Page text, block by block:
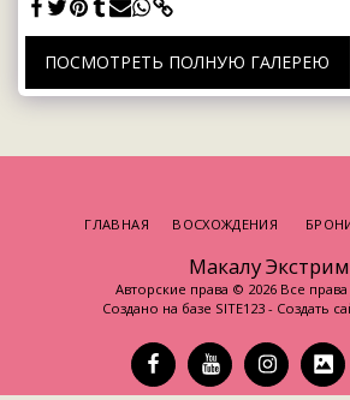
ПОСМОТРЕТЬ ПОЛНУЮ ГАЛЕРЕЮ
Макалу Экстрим
Авторские права © 2026 Все
Создано на базе SITE123 - Создать
ГЛАВНАЯ ВОСХОЖДЕНИЯ